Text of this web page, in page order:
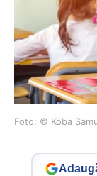
Foto: © Koba